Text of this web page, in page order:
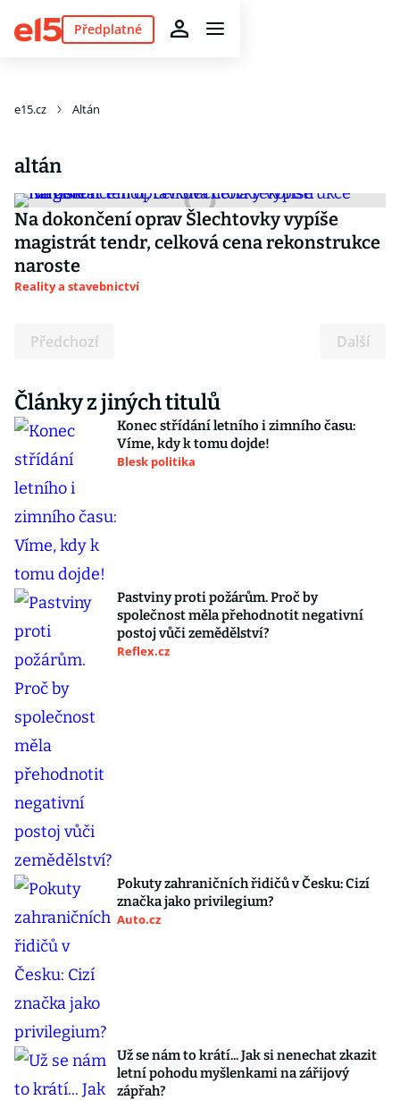
Předplatné
e15.cz Altán
altán
Na dokončení oprav Šlechtovky vypíše
magistrát tendr, celková cena rekonstrukce
naroste
Reality a stavebnictví
Předchozí Další
Články z jiných titulů
Konec střídání letního i zimního času:
Víme, kdy k tomu dojde!
Blesk politika
Pastviny proti požárům. Proč by
společnost měla přehodnotit negativní
postoj vůči zemědělství?
Reflex.cz
Pokuty zahraničních řidičů v Česku: Cizí
značka jako privilegium?
Auto.cz
Už se nám to krátí... Jak si nenechat zkazit
letní pohodu myšlenkami na zářijový
zápřah?